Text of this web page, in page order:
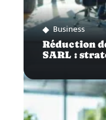
Business
Réduction
SARL :